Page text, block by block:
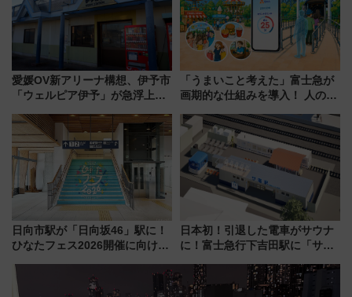
愛媛OV新アリーナ構想、伊予市
「ウェルピア伊予」が急浮上！
で探る鉄道アクセスの未来
「うまいこと考えた」富士急が
画期的な仕組みを導入！ 人のか
ん」始動
日向市駅が「日向坂46」駅に！
ひなたフェス2026開催に向けJR
全力応援 夜行列車「ドリーム
おひさま号」も走る
日本初！引退した電車がサウナ
に！富士急行下吉田駅に「サ電
業 行き交う電車の音や振動を
感じながら「ととのう」新感覚